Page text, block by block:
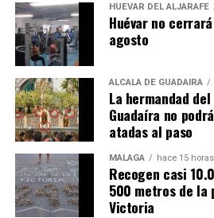
HUÉVAR DEL ALJARAFE
Huévar no
agosto
ALCALÁ DE GUADAÍRA
La hermandad
Guadaíra no
atadas al paso
MÁLAGA hace 15 horas
Recogen casi
500 metros de la
Victoria